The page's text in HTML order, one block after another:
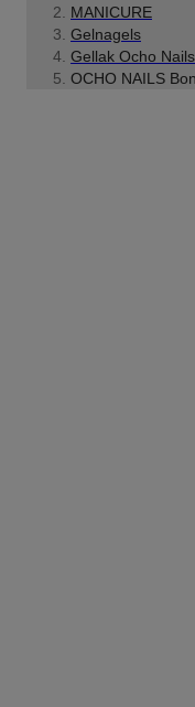
MANICURE
Gelnagels
Gellak Ocho Nails
OCHO NAILS